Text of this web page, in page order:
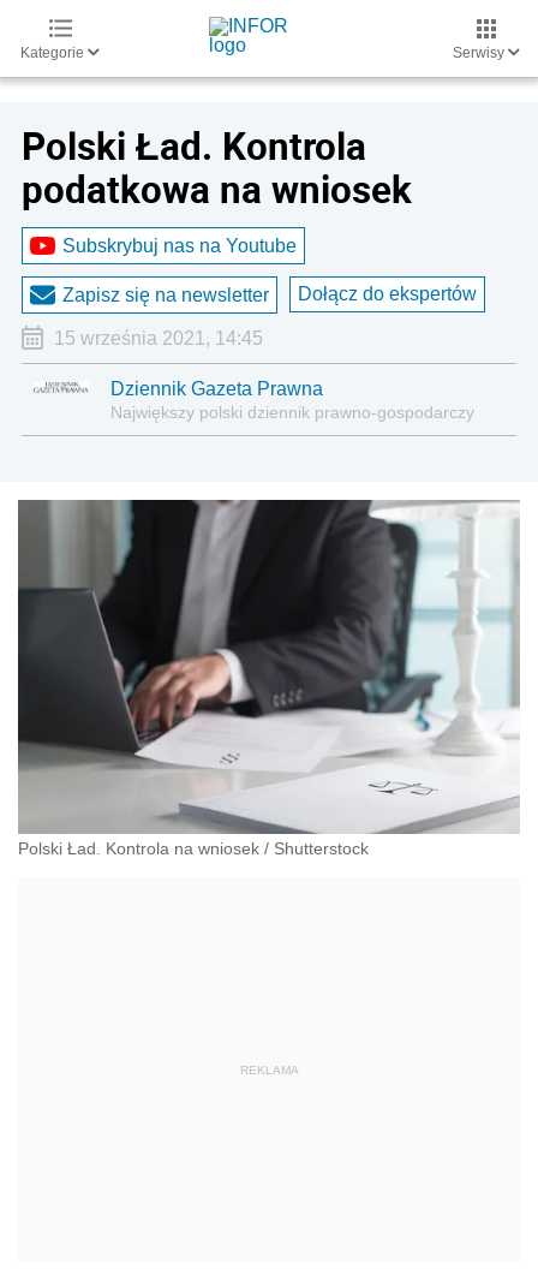
Kategorie Serwisy
Polski Ład. Kontrola
podatkowa na wniosek
Subskrybuj nas na Youtube
Zapisz się na newsletter Dołącz do ekspertów
15 września 2021, 14:45
Dziennik Gazeta Prawna
Największy polski dziennik prawno-gospodarczy
Polski Ład. Kontrola na wniosek / Shutterstock